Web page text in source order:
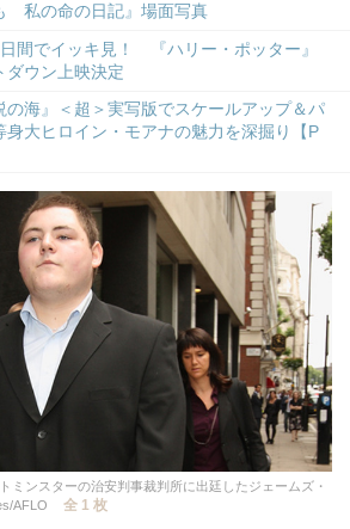
私の命の日記』場面写真
間でイッキ見！ 『ハリー・ポッター』
ダウン上映決定
の海』＜超＞実写版でスケールアップ＆パ
身大ヒロイン・モアナの魅力を深掘り【P
ミンスターの治安判事裁判所に出廷したジェームズ・
AFLO
全 1 枚